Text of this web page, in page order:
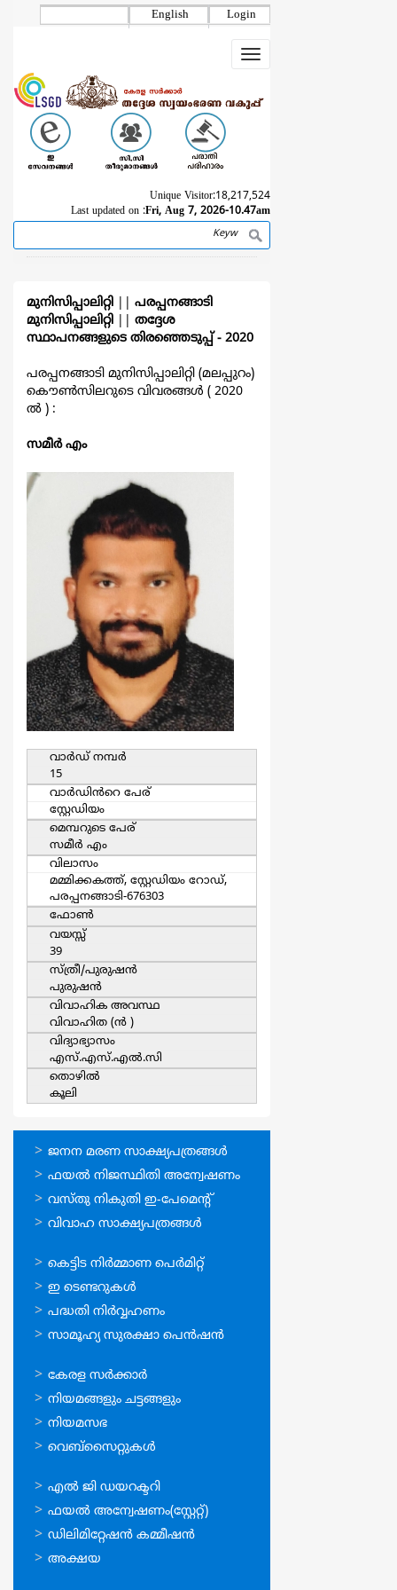
Login
English
Toggle
navigation
Unique Visitor:18,217,524
Last updated on :Fri, Aug 7, 2026-10.47am
Search
മുനിസിപ്പാലിറ്റി
പരപ്പനങ്ങാടി
മുനിസിപ്പാലിറ്റി
തദ്ദേശ
സ്ഥാപനങ്ങളുടെ തിരഞ്ഞെടുപ്പ്‌ - 2020
പരപ്പനങ്ങാടി മുനിസിപ്പാലിറ്റി (മലപ്പുറം)
കൌൺസിലറുടെ വിവരങ്ങള്‍ ( 2020
ല്‍ ) :
സമീര്‍ എം
വാര്‍ഡ്‌ നമ്പര്‍
15
വാര്‍ഡിൻറെ പേര്
സ്റ്റേഡിയം
മെമ്പറുടെ പേര്
സമീര്‍ എം
വിലാസം
മമ്മിക്കകത്ത്, സ്റ്റേഡിയം റോഡ്,
പരപ്പനങ്ങാടി-676303
ഫോൺ
വയസ്സ്
39
സ്ത്രീ/പുരുഷന്‍
പുരുഷന്‍
വിവാഹിക അവസ്ഥ
വിവാഹിത (ന്‍ )
വിദ്യാഭ്യാസം
എസ്.എസ്.എല്‍.സി
തൊഴില്‍
കൂലി
ഓണ്‍ലൈന്‍
സേവനങ്ങള്‍
ജനന മരണ സാക്ഷ്യപത്രങ്ങള്‍
ഫയല്‍ നിജസ്ഥിതി അന്വേഷണം
വസ്തു നികുതി ഇ-പേമെന്റ്
വിവാഹ സാക്ഷ്യപത്രങ്ങള്‍
ഓണ്‍ലൈന്‍
സേവനങ്ങള്‍
കെട്ടിട നിര്‍മ്മാണ പെര്‍മിറ്റ്‌
ഇ ടെണ്ടറുകള്‍
പദ്ധതി നിര്‍വ്വഹണം
സാമൂഹ്യ സുരക്ഷാ പെന്‍ഷന്‍
ഉപയോഗപ്രദമായ
കണ്ണികള്‍
കേരള സര്‍ക്കാര്‍
നിയമങ്ങളും ചട്ടങ്ങളും
നിയമസഭ
വെബ്സൈറ്റുകള്‍
ഉപയോഗപ്രദമായ
കണ്ണികള്‍
എല്‍ ജി ഡയറക്ടറി
ഫയല്‍ അന്വേഷണം(സ്റ്റേറ്റ്)
ഡിലിമിറ്റേഷന്‍ കമ്മീഷന്‍
അക്ഷയ